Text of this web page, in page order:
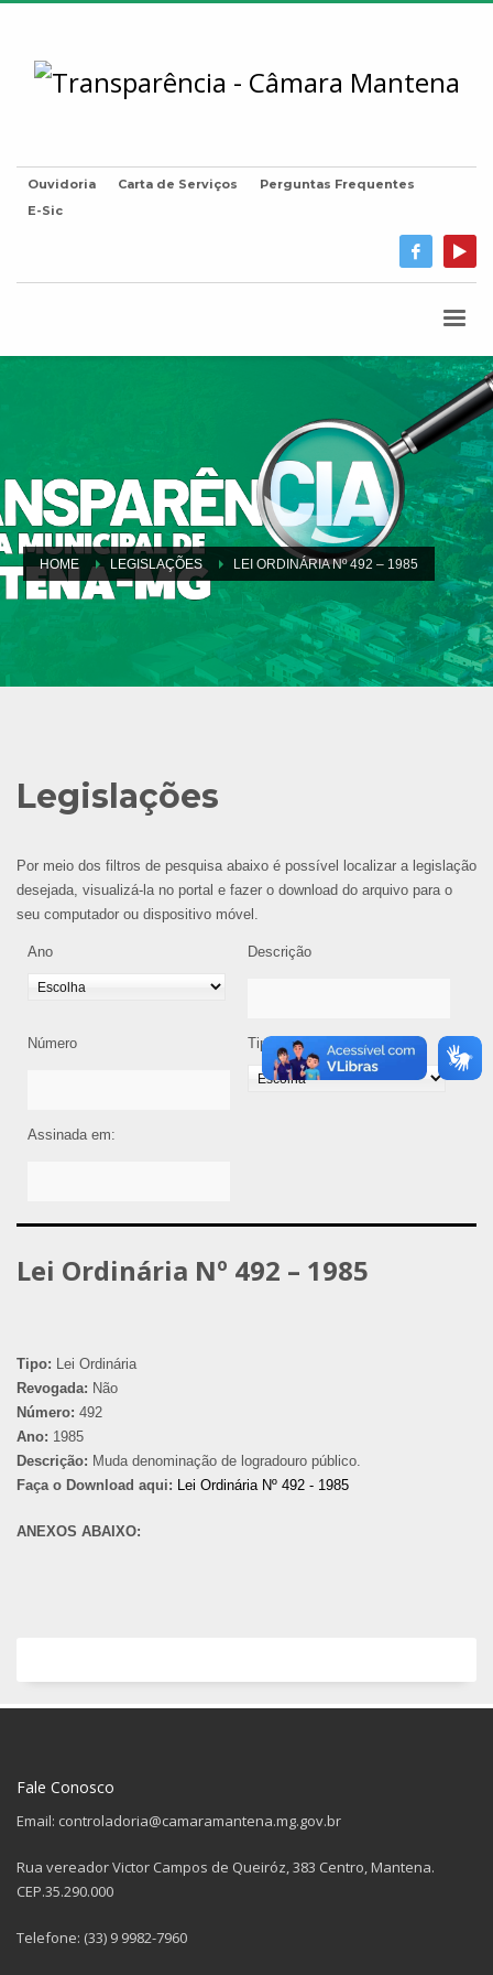
Ouvidoria Carta de Serviços
Perguntas Frequentes
E-Sic
HOME LEGISLAÇÕES LEI ORDINÁRIA Nº 492 – 1985
Legislações
Por meio dos filtros de pesquisa abaixo é possível localizar a legislação
desejada, visualizá-la no portal e fazer o download do arquivo para o
seu computador ou dispositivo móvel.
Ano Descrição
Número Tipo de Legislação
Assinada em:
Lei Ordinária Nº 492 – 1985
Tipo: Lei Ordinária
Revogada: Não
Número: 492
Ano: 1985
Descrição: Muda denominação de logradouro público.
Faça o Download aqui: Lei Ordinária Nº 492 - 1985
ANEXOS ABAIXO:
Fale Conosco
Email: controladoria@camaramantena.mg.gov.br
Rua vereador Victor Campos de Queiróz, 383 Centro, Mantena.
CEP.35.290.000
Telefone: (33) 9 9982-7960